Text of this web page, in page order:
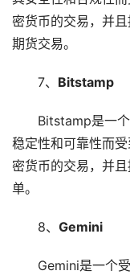
密货币的交易，并
期货交易。
7、 Bitstamp
Bitstamp是一
稳定性和可靠性而
密货币的交易，并
单。
8、 Gemini
Gemini是一个